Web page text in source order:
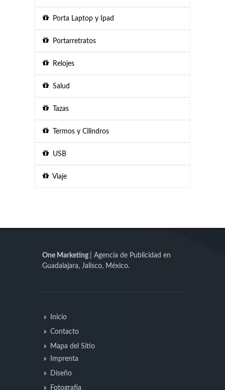
Porta Laptop y Ipad
Portarretratos
Relojes
Salud
Tazas
Termos y Cilindros
USB
Viaje
One Marketing
| Agencia de Publicidad en
Guadalajara, Jalisco, México.
Inicio
Contacto
Mapa del Sitio
Imprenta
Diseño
Fotografía